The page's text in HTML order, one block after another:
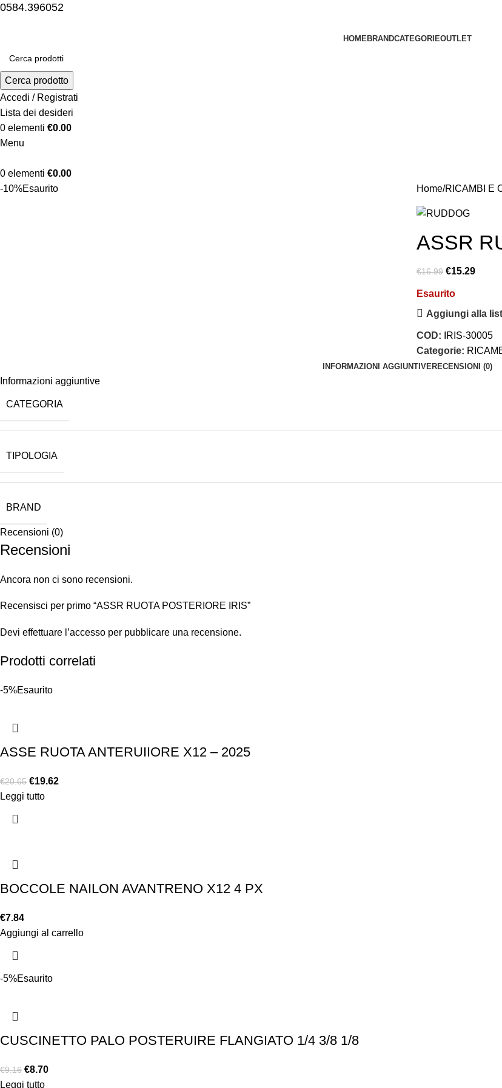
0584.396052
HOMEBRANDCATEGORIEOUTLET
Cerca prodotto
Accedi / Registrati
Lista dei desideri
0 elementi €0.00
Menu
0 elementi €0.00
-10%Esaurito Home RICAMBI E
ASSR
€16.99 €15.29
Esaurito
Aggiungi alla
COD:
IRIS-30005
Categorie:
INFORMAZIONI AGGIUNTIVERECENSIONI (0)
Informazioni aggiuntive
CATEGORIA
TIPOLOGIA
BRAND
Recensioni (0)
Recensioni
Ancora non ci sono recensioni.
Recensisci per primo “ASSR RUOTA POSTERIORE IRIS”
Devi effettuare l’accesso per pubblicare una recensione.
Prodotti correlati
-5%Esaurito
ASSE RUOTA ANTERUIIORE X12 – 2025
€20.65 €19.62
Leggi tutto
BOCCOLE NAILON AVANTRENO X12 4 PX
€7.84
Aggiungi al carrello
-5%Esaurito
CUSCINETTO PALO POSTERUIRE FLANGIATO 1/4 3/8 1/8
€9.16 €8.70
Leggi tutto